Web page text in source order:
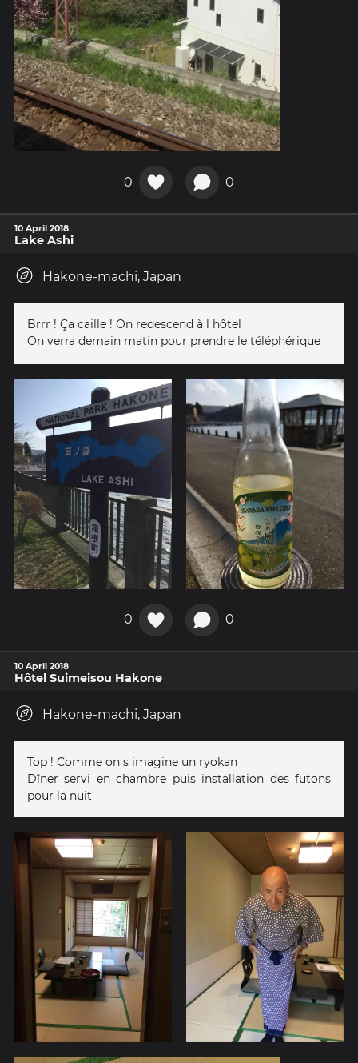
0 0
10 April 2018
Lake Ashi
Hakone-machi, Japan
Brrr ! Ça caille ! On redescend à l hôtel
On verra demain matin pour prendre le téléphérique
0 0
10 April 2018
Hôtel Suimeisou Hakone
Hakone-machi, Japan
Top ! Comme on s imagine un ryokan
Dîner servi en chambre puis installation des futons
pour la nuit